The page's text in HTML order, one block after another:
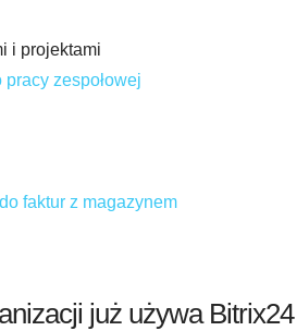
i projektami
pracy zespołowej
faktur z magazynem
już używa Bitrix24